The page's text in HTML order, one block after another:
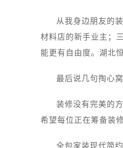
从我身边朋友的
材料店的新手业主；
能更有自由度。湖北
最后说几句掏心
装修没有完美的
希望每位正在筹备装
全包家装现代简